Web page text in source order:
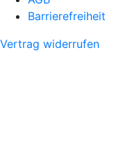
Barrierefreiheit
Vertrag widerrufen